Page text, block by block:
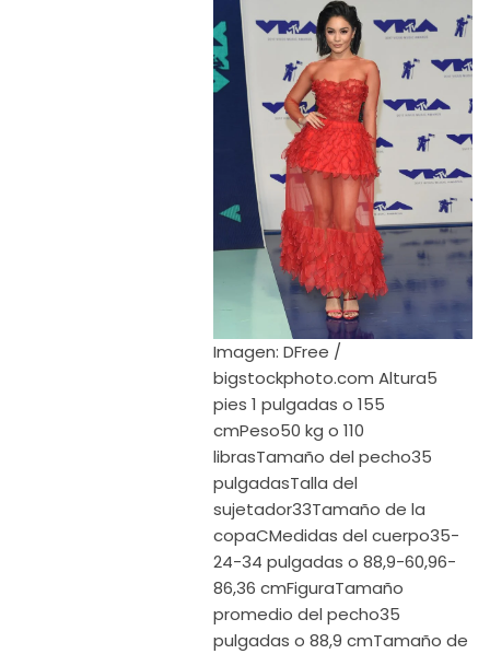
Imagen: DFree /
bigstockphoto.com Altura5
pies 1 pulgadas o 155
cmPeso50 kg o 110
librasTamaño del pecho35
pulgadasTalla del
sujetador33Tamaño de la
copaCMedidas del cuerpo35-
24-34 pulgadas o 88,9-60,96-
86,36 cmFiguraTamaño
promedio del pecho35
pulgadas o 88,9 cmTamaño de